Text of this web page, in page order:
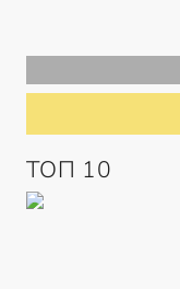
ТОП 10